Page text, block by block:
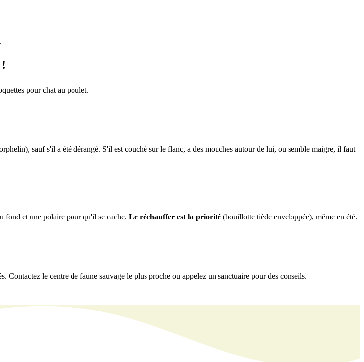
pour chat au poulet.
sauf s'il a été dérangé. S'il est couché sur le flanc, a des mouches autour de lui, ou semble maigre, il faut
fond et une polaire pour qu'il se cache. Le réchauffer est la priorité (bouillotte tiède enveloppée), même en été.
Contactez le centre de faune sauvage le plus proche ou appelez un sanctuaire pour des conseils.